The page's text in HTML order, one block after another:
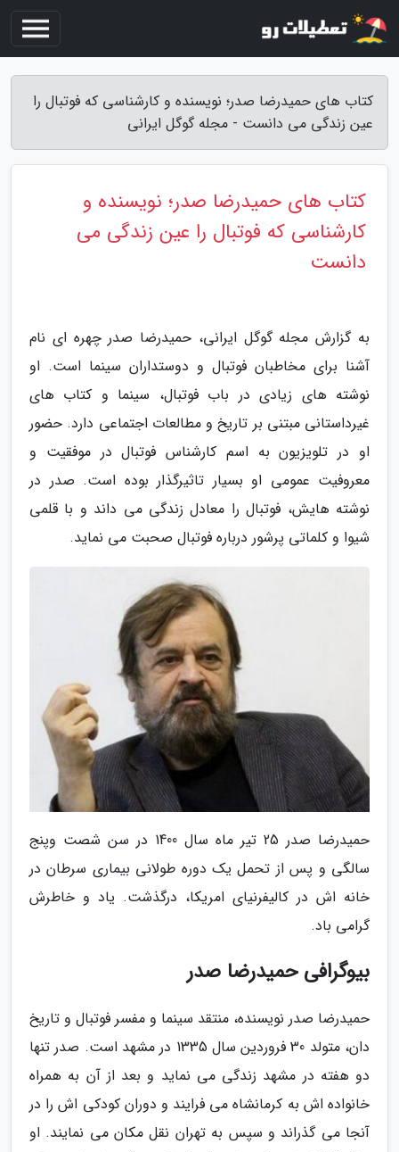
کتاب های حمیدرضا صدر؛ نویسنده و کارشناسی که فوتبال را
عین زندگی می دانست - مجله گوگل ایرانی
کتاب های حمیدرضا صدر؛ نویسنده و
کارشناسی که فوتبال را عین زندگی می
دانست
به گزارش مجله گوگل ایرانی، حمیدرضا صدر چهره ای نام
آشنا برای مخاطبان فوتبال و دوستداران سینما است. او
نوشته های زیادی در باب فوتبال، سینما و کتاب های
غیرداستانی مبتنی بر تاریخ و مطالعات اجتماعی دارد. حضور
او در تلویزیون به اسم کارشناس فوتبال در موفقیت و
معروفیت عمومی او بسیار تاثیرگذار بوده است. صدر در
نوشته هایش، فوتبال را معادل زندگی می داند و با قلمی
شیوا و کلماتی پرشور درباره فوتبال صحبت می نماید.
حمیدرضا صدر 25 تیر ماه سال 1400 در سن شصت وپنج
سالگی و پس از تحمل یک دوره طولانی بیماری سرطان در
خانه اش در کالیفرنیای امریکا، درگذشت. یاد و خاطرش
گرامی باد.
بیوگرافی حمیدرضا صدر
حمیدرضا صدر نویسنده، منتقد سینما و مفسر فوتبال و تاریخ
دان، متولد 30 فروردین سال 1335 در مشهد است. صدر تنها
دو هفته در مشهد زندگی می نماید و بعد از آن به همراه
خانواده اش به کرمانشاه می فرایند و دوران کودکی اش را در
آنجا می گذراند و سپس به تهران نقل مکان می نمایند. او